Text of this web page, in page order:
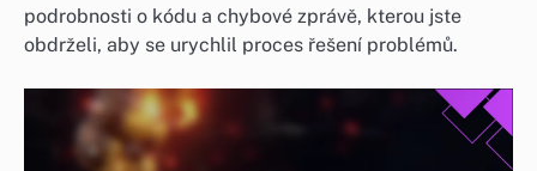
podrobnosti o kódu a chybové zprávě, kterou jste
obdrželi, aby se urychlil proces řešení problémů.